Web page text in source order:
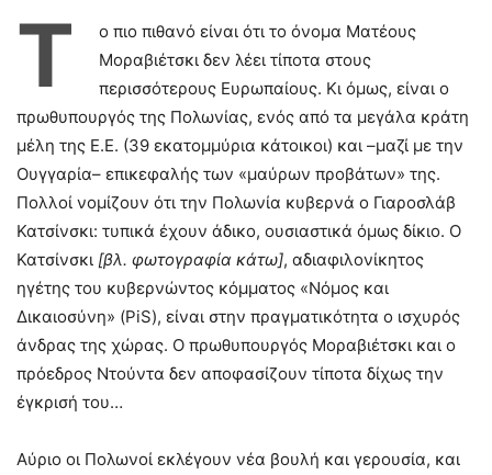
Τ
ο πιο πιθανό είναι ότι το όνομα Ματέους
Μοραβιέτσκι δεν λέει τίποτα στους
περισσότερους Ευρωπαίους. Κι όμως, είναι ο
πρωθυπουργός της Πολωνίας, ενός από τα μεγάλα κράτη
μέλη της Ε.Ε. (39 εκατομμύρια κάτοικοι) και –μαζί με την
Ουγγαρία– επικεφαλής των «μαύρων προβάτων» της.
Πολλοί νομίζουν ότι την Πολωνία κυβερνά ο Γιαροσλάβ
Κατσίνσκι: τυπικά έχουν άδικο, ουσιαστικά όμως δίκιο. Ο
Κατσίνσκι [βλ. φωτογραφία κάτω], αδιαφιλονίκητος
ηγέτης του κυβερνώντος κόμματος «Νόμος και
Δικαιοσύνη» (PiS), είναι στην πραγματικότητα ο ισχυρός
άνδρας της χώρας. Ο πρωθυπουργός Μοραβιέτσκι και ο
πρόεδρος Ντούντα δεν αποφασίζουν τίποτα δίχως την
έγκρισή του…
Αύριο οι Πολωνοί εκλέγουν νέα βουλή και γερουσία, και